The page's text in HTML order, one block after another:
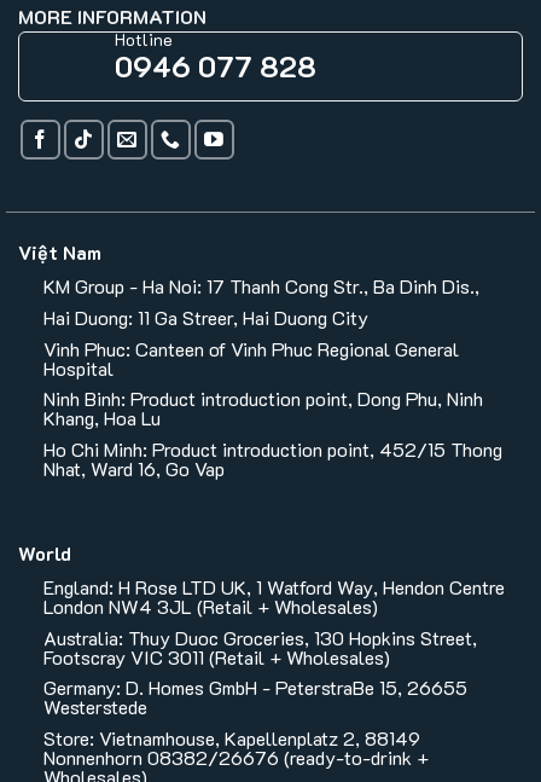
MORE INFORMATION
Hotline
0946 077 828
Việt Nam
KM Group - Ha Noi: 17 Thanh Cong Str., Ba Dinh Dis.,
Hai Duong: 11 Ga Streer, Hai Duong City
Vinh Phuc: Canteen of Vinh Phuc Regional General
Hospital
Ninh Binh: Product introduction point, Dong Phu, Ninh
Khang, Hoa Lu
Ho Chi Minh: Product introduction point, 452/15 Thong
Nhat, Ward 16, Go Vap
World
England: H Rose LTD UK, 1 Watford Way, Hendon Centre
London NW4 3JL (Retail + Wholesales)
Australia: Thuy Duoc Groceries, 130 Hopkins Street,
Footscray VIC 3011 (Retail + Wholesales)
Germany: D. Homes GmbH - PeterstraBe 15, 26655
Westerstede
Store: Vietnamhouse, Kapellenplatz 2, 88149
Nonnenhorn 08382/26676 (ready-to-drink +
Wholesales)